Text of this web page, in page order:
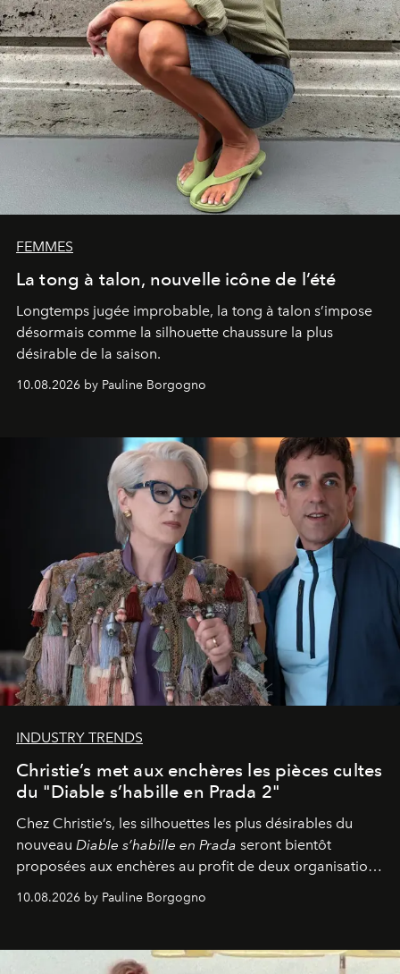
FEMMES
La tong à talon, nouvelle icône de l’été
Longtemps jugée improbable, la tong à talon s’impose
désormais comme la silhouette chaussure la plus
désirable de la saison.
10.08.2026 by Pauline Borgogno
INDUSTRY TRENDS
Christie’s met aux enchères les pièces cultes
du "Diable s’habille en Prada 2"
Chez Christie’s, les silhouettes les plus désirables du
nouveau Diable s’habille en Prada seront bientôt
proposées aux enchères au profit de deux organisations
10.08.2026 by Pauline Borgogno